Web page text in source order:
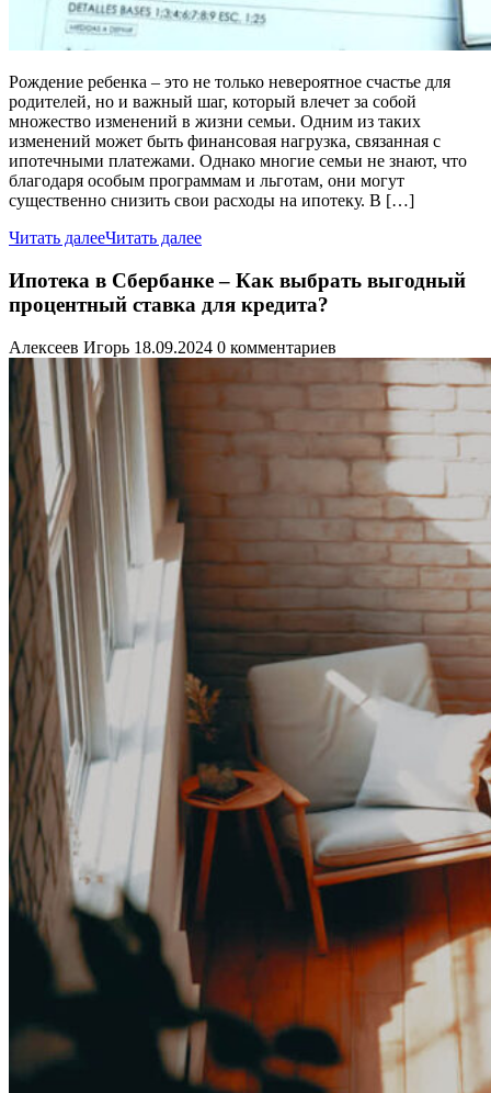
Рождение ребенка – это не только невероятное счастье для
родителей, но и важный шаг, который влечет за собой
множество изменений в жизни семьи. Одним из таких
изменений может быть финансовая нагрузка, связанная с
ипотечными платежами. Однако многие семьи не знают, что
благодаря особым программам и льготам, они могут
существенно снизить свои расходы на ипотеку. В […]
Читать далееЧитать далее
Ипотека в Сбербанке – Как выбрать выгодный
процентный ставка для кредита?
Алексеев Игорь 18.09.2024 0 комментариев